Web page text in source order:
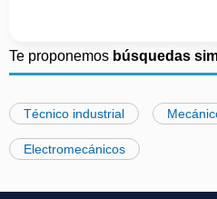
Te proponemos búsquedas
Técnico industrial
Electromecánicos